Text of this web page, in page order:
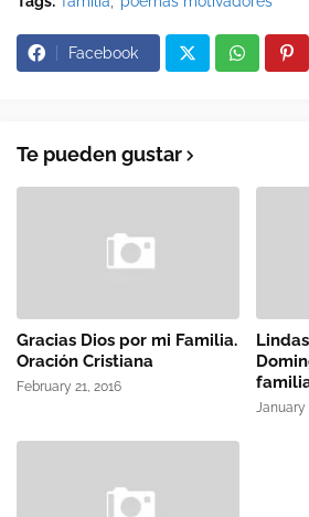
Facebook
Te pueden gustar
Gracias Dios por mi Familia.
Oración Cristiana
February 21, 2016
January